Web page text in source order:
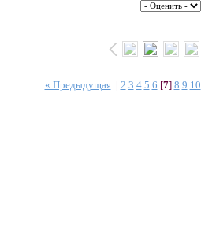
« Предыдущая| 2 3 4 5 6 [7] 8 9 10